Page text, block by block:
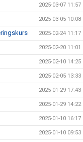
2025-03-07 11:57
2025-03-05 10:08
2025-02-24 11:17
2025-02-20 11:01
2025-02-10 14:25
2025-02-05 13:33
2025-01-29 17:43
2025-01-29 14:22
2025-01-10 16:17
2025-01-10 09:53